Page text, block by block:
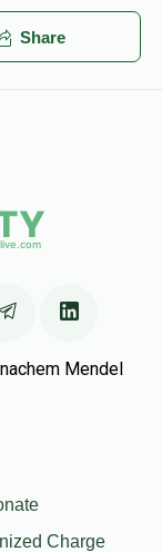
Share
Mendel
Charge